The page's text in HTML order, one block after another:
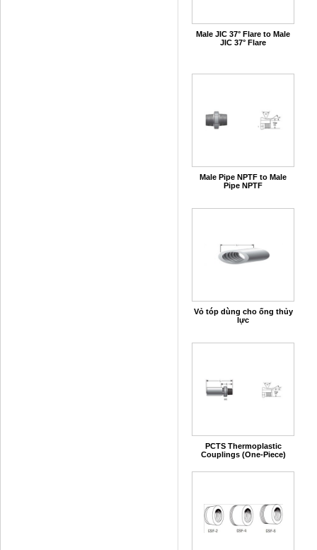
Male JIC 37° Flare to Male
JIC 37° Flare
Male Pipe NPTF to Male
Pipe NPTF
Vỏ tóp dùng cho ống thủy
lực
PCTS Thermoplastic
Couplings (One-Piece)